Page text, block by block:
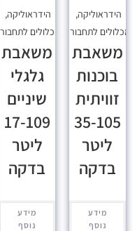
הידראוליקה,
מכלולים לתחבורה
משאבת
בוכנות
זוויתית
35-105
ליטר
בדקה
מידע
נוסף
הידראוליקה,
מכלולים לתחבורה
משאבת
גלגלי
שיניים
17-109
ליטר
בדקה
מידע
נוסף